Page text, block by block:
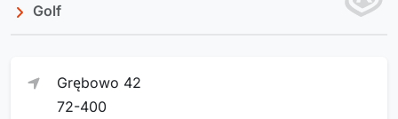
Golf
Grębowo 42
72-400